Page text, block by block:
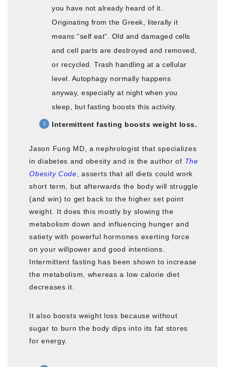
you have not already heard of it.
Originating from the Greek, literally it
means “self eat”. Old and damaged cells
and cell parts are destroyed and removed,
or recycled. Trash handling at a cellular
level. Autophagy normally happens
anyway, especially at night when you
sleep, but fasting boosts this activity.
Intermittent fasting boosts weight loss.
Jason Fung MD, a nephrologist that specializes
in diabetes and obesity and is the author of The
Obesity Code , asserts that all diets could work
short term, but afterwards the body will struggle
(and win) to get back to the higher set point
weight. It does this mostly by slowing the
metabolism down and influencing hunger and
satiety with powerful hormones exerting force
on your willpower and good intentions.
Intermittent fasting has been shown to increase
the metabolism, whereas a low calorie diet
decreases it.
It also boosts weight loss because without
sugar to burn the body dips into its fat stores
for energy.